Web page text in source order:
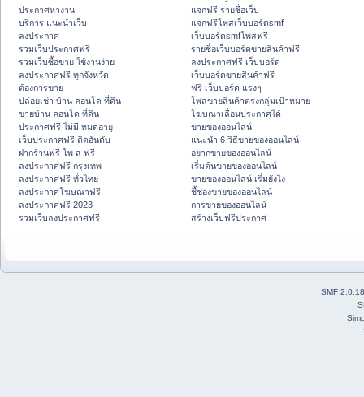
ประกาศหางาน
บริการ แนะนำเว็บ
ลงประกาศ
รวมเว็บประกาศฟรี
รวมเว็บซื้อขาย ใช้งานง่าย
ลงประกาศฟรี ทุกจังหวัด
ต้องการขาย
ปล่อยเช่า บ้าน คอนโด ที่ดิน
ขายบ้าน คอนโด ที่ดิน
ประกาศฟรี ไม่มี หมดอายุ
เว็บประกาศฟรี ติดอันดับ
ฝากร้านฟรี โพ ส ฟรี
ลงประกาศฟรี กรุงเทพ
ลงประกาศฟรี ทั่วไทย
ลงประกาศโฆษณาฟรี
ลงประกาศฟรี 2023
รวมเว็บลงประกาศฟรี
แจกฟรี รายชื่อเว็บ
แจกฟรีโพสเว็บบอร์ดsmf
เว็บบอร์ดsmfโพสฟรี
รายชื่อเว็บบอร์ดขายสินค้าฟรี
ลงประกาศฟรี เว็บบอร์ด
เว็บบอร์ดขายสินค้าฟรี
ฟรี เว็บบอร์ด แรงๆ
โพสขายสินค้าตรงกลุ่มเป้าหมาย
โฆษณาเลื่อนประกาศได้
ขายของออนไลน์
แนะนำ 6 วิธีขายของออนไลน์
อยากขายของออนไลน์
เริ่มต้นขายของออนไลน์
ขายของออนไลน์ เริ่มยังไง
ชี้ช่องขายของออนไลน์
การขายของออนไลน์
สร้างเว็บฟรีประกาศ
SMF 2.0.18